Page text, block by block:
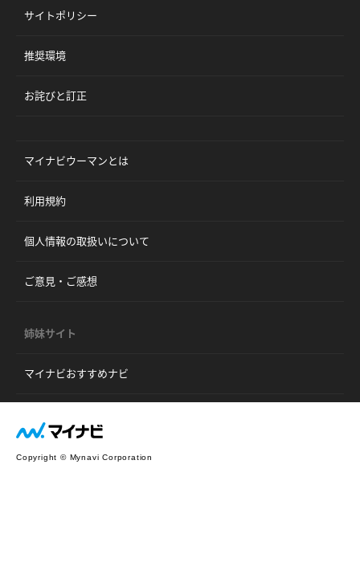
サイトポリシー
推奨環境
お詫びと訂正
マイナビウーマンとは
利用規約
個人情報の取扱いについて
ご意見・ご感想
姉妹サイト
マイナビおすすめナビ
Copyright © Mynavi Corporation